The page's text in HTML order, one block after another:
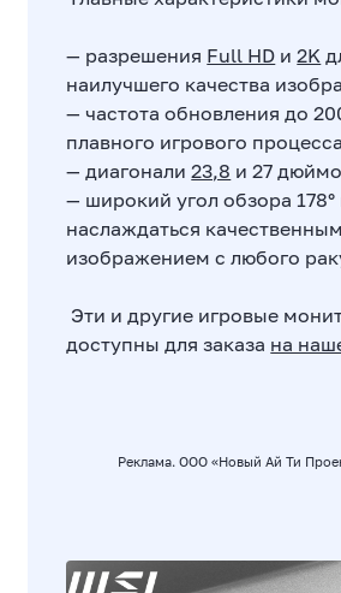
— разрешения Full HD и2K
наилучшего качества
— частота обновления до
плавного игрового
— диагонали23,8 и 27
— широкий угол обзора 178°
наслаждаться качественным
изображением с любого
Эти и другие игровые
доступны для заказа на
Реклама. ООО «Новый Ай Ти